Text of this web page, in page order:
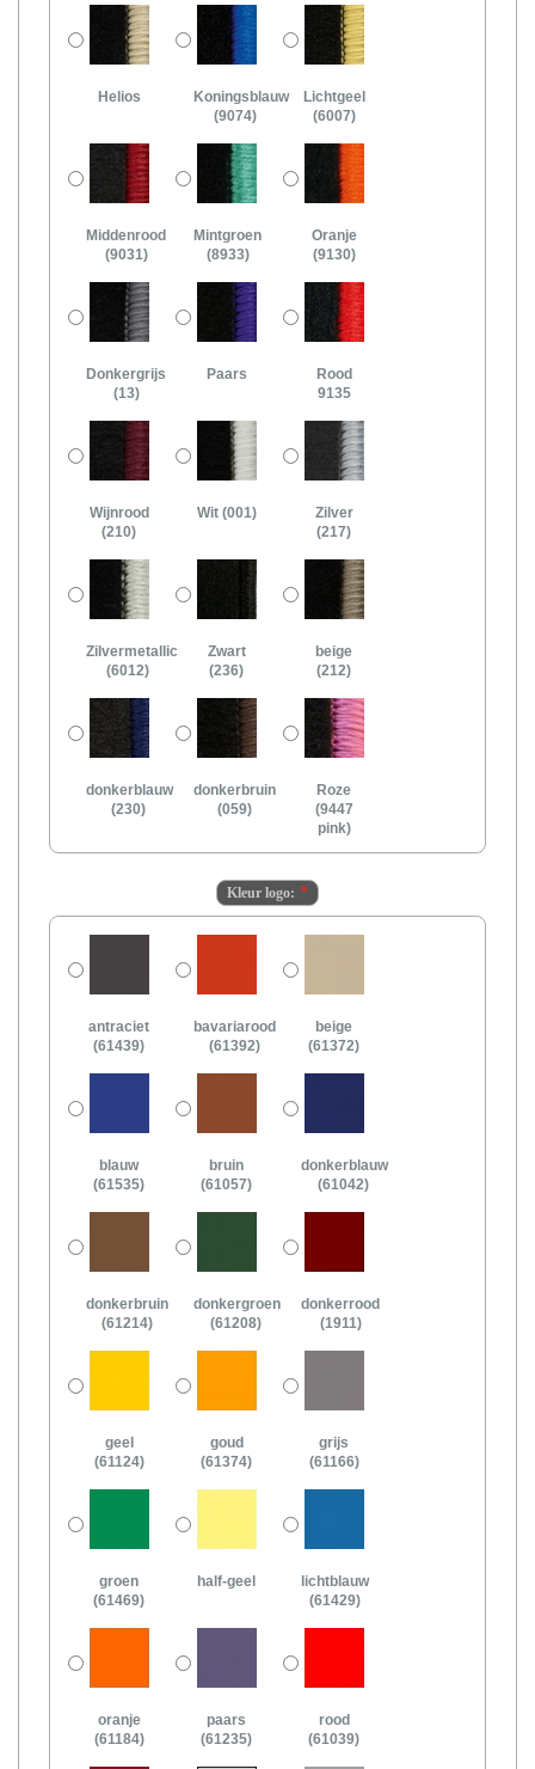
Helios
Koningsblauw
(9074)
Lichtgeel
(6007)
Middenrood
(9031)
Mintgroen
(8933)
Oranje
(9130)
Donkergrijs
(13)
Paars
Rood
9135
Wijnrood
(210)
Wit (001)
Zilver
(217)
Zilvermetallic
(6012)
Zwart
(236)
beige
(212)
donkerblauw
(230)
donkerbruin
(059)
Roze
(9447
pink)
Kleur logo:
antraciet
(61439)
bavariarood
(61392)
beige
(61372)
blauw
(61535)
bruin
(61057)
donkerblauw
(61042)
donkerbruin
(61214)
donkergroen
(61208)
donkerrood
(1911)
geel
(61124)
goud
(61374)
grijs
(61166)
groen
(61469)
half-geel
lichtblauw
(61429)
oranje
(61184)
paars
(61235)
rood
(61039)